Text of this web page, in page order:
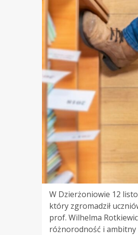
W Dzierżoniowie 12
który zgromadził
prof. Wilhelma
różnorodność i